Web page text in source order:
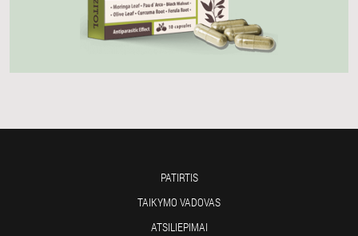
PATIRTIS
TAIKYMO VADOVAS
ATSILIEPIMAI